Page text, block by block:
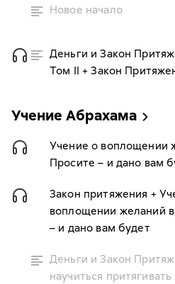
Новое начало
Деньги и Закон
Том II + Закон
Учение Абрахама
Учение о воплощении
Просите – и дано вам
Закон притяжения +
воплощении желаний
– и дано вам будет
Деньги и Закон
научиться притягивать